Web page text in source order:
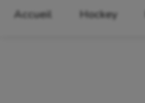
Accueil Hockey